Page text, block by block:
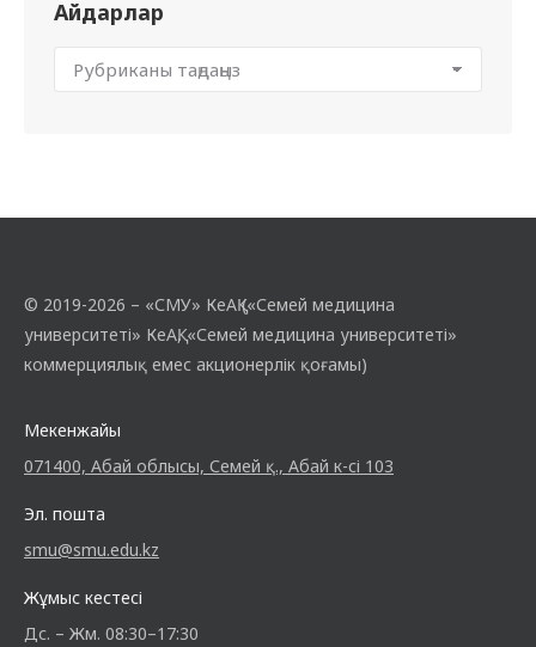
Айдарлар
© 2019-2026 – «СМУ» КеАҚ («Семей медицина
университеті» КеАҚ, «Семей медицина университеті»
коммерциялық емес акционерлік қоғамы)
Мекенжайы
071400, Абай облысы, Семей қ., Абай к-сі 103
Эл. пошта
smu@smu.edu.kz
Жұмыс кестесі
Дс. – Жм. 08:30–17:30